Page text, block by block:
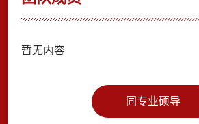
暂无内容
同专业硕导